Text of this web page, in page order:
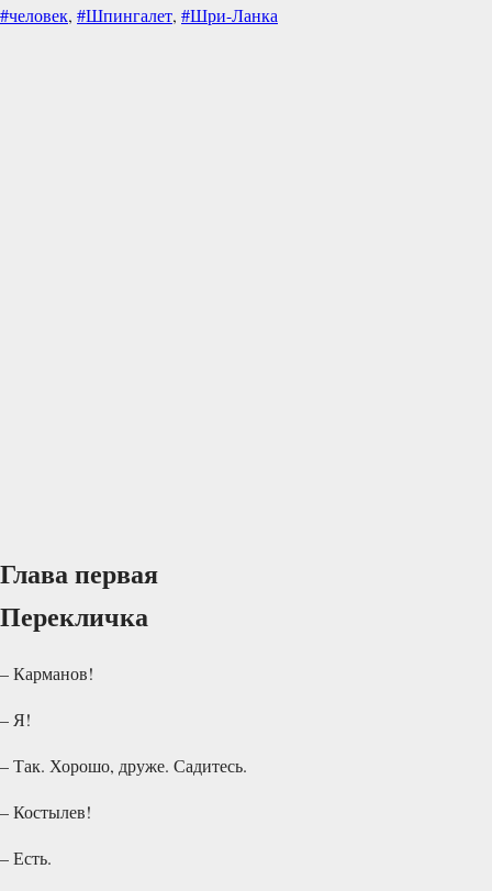
#человек, #Шпингалет, #Шри-Ланка
Глава первая
Перекличка
– Карманов!
– Я!
– Так. Хорошо, друже. Садитесь.
– Костылев!
– Есть.